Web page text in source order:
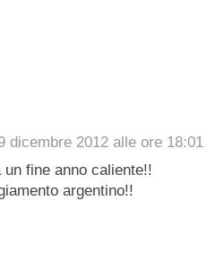
dicembre 2012 alle ore 18:01
un fine anno caliente!!
argentino!!